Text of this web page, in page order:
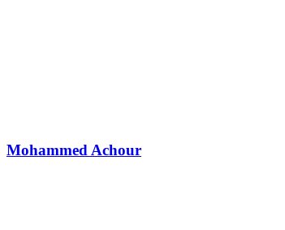
Mohammed Achour